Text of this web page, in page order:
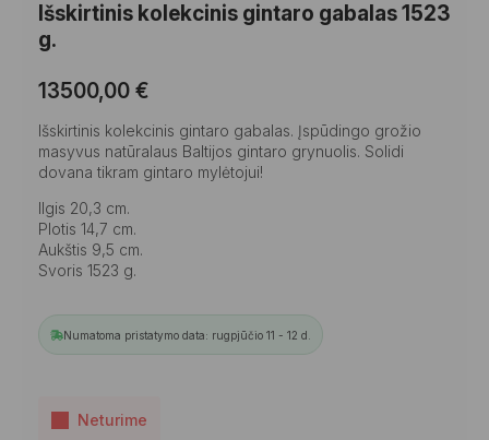
Išskirtinis kolekcinis gintaro gabalas 1523
g.
13500,00 €
Išskirtinis kolekcinis gintaro gabalas. Įspūdingo grožio
masyvus natūralaus Baltijos gintaro grynuolis. Solidi
dovana tikram gintaro mylėtojui!
Ilgis 20,3 cm.
Plotis 14,7 cm.
Aukštis 9,5 cm.
Svoris 1523 g.
Numatoma pristatymo data: rugpjūčio 11 - 12 d.
Neturime